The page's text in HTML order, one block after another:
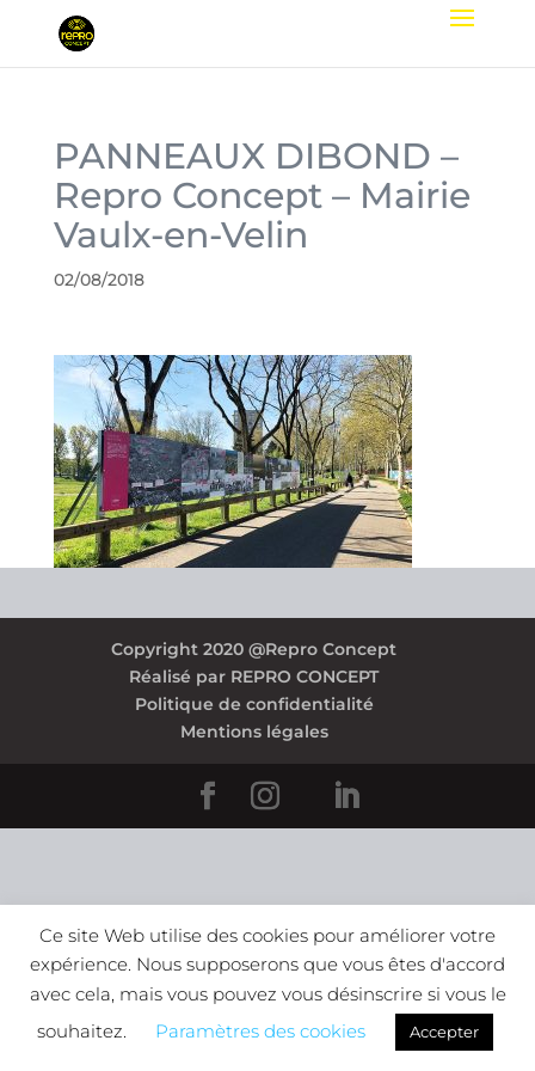
PANNEAUX DIBOND –
Repro Concept – Mairie
Vaulx-en-Velin
02/08/2018
Copyright 2020 @Repro Concept
Réalisé par REPRO CONCEPT
Politique de confidentialité
Mentions légales
Ce site Web utilise des cookies pour améliorer votre
expérience. Nous supposerons que vous êtes d'accord
avec cela, mais vous pouvez vous désinscrire si vous le
souhaitez.
Paramètres des cookies Accepter